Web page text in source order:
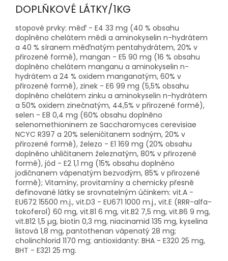
DOPLŇKOVÉ LÁTKY/1KG
stopové prvky: měď - E4 33 mg (40 % obsahu
doplněno chelátem mědi a aminokyselin n-hydrátem
a 40 % síranem měďnatým pentahydrátem, 20% v
přirozené formě), mangan - E5 90 mg (16 % obsahu
doplněno chelátem manganu a aminokyselin n-
hydrátem a 24 % oxidem manganatým, 60% v
přirozené formě), zinek - E6 99 mg (5,5% obsahu
doplněno chelátem zinku a aminokyselin n-hydrátem
a 50% oxidem zinečnatým, 44,5% v přirozené formě),
selen - E8 0,4 mg (60% obsahu doplněno
selenomethioninem ze Saccharomyces cerevisiae
NCYC R397 a 20% seleničitanem sodným, 20% v
přirozené formě), železo - E1 169 mg (20% obsahu
doplněno uhličitanem železnatým, 80% v přirozené
formě), jód - E2 1,1 mg (15% obsahu doplněno
jodičnanem vápenatým bezvodým, 85% v přirozené
formě); Vitamíny, provitamíny a chemicky přesně
definované látky se srovnatelným účinkem: vit.A -
EU672 15500 m.j., vit.D3 - EU671 1000 m.j., vit.E (RRR-alfa-
tokoferol) 60 mg, vit.B1 6 mg, vit.B2 7,5 mg, vit.B6 9 mg,
vit.B12 1,5 µg, biotin 0,3 mg, niacinamid 135 mg, kyselina
listová 1,8 mg, pantothenan vápenatý 28 mg;
cholinchlorid 1170 mg; antioxidanty: BHA - E320 25 mg,
BHT - E321 25 mg.